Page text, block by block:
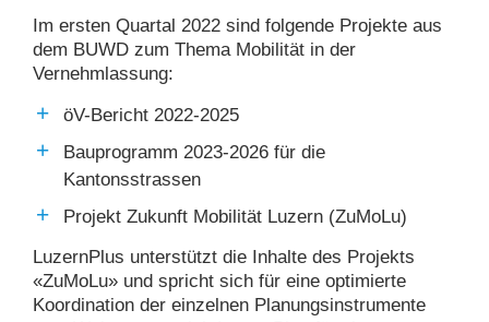
Im ersten Quartal 2022 sind folgende Projekte aus
dem BUWD zum Thema Mobilität in der
Vernehmlassung:
öV-Bericht 2022-2025
Bauprogramm 2023-2026 für die
Kantonsstrassen
Projekt Zukunft Mobilität Luzern (ZuMoLu)
LuzernPlus unterstützt die Inhalte des Projekts
«ZuMoLu» und spricht sich für eine optimierte
Koordination der einzelnen Planungsinstrumente